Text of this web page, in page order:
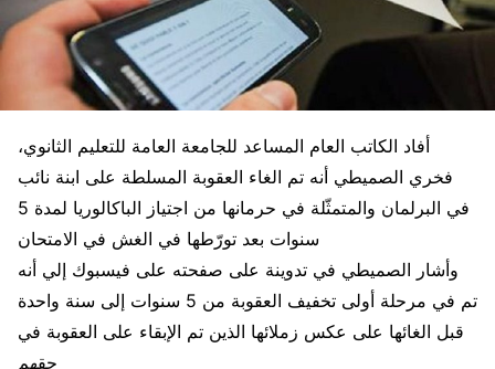
أفاد الكاتب العام المساعد للجامعة العامة للتعليم الثانوي،
فخري الصميطي أنه تم الغاء العقوبة المسلطة على ابنة نائب
في البرلمان والمتمثّلة في حرمانها من اجتياز الباكالوريا لمدة 5
سنوات بعد تورّطها في الغش في الامتحان
وأشار الصميطي في تدوينة على صفحته على فيسبوك إلي أنه
تم في مرحلة أولى تخفيف العقوبة من 5 سنوات إلى سنة واحدة
قبل الغائها على عكس زملائها الذين تم الإبقاء على العقوبة في
حقهم